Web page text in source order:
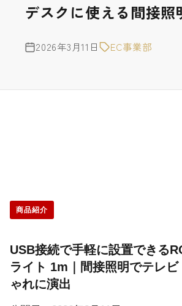
デスクに使える間接照
2026年3月11日 EC事業部
商品紹介
USB接続で手軽に設置できる
ライト 1m｜間接照明でテレビ
ゃれに演出